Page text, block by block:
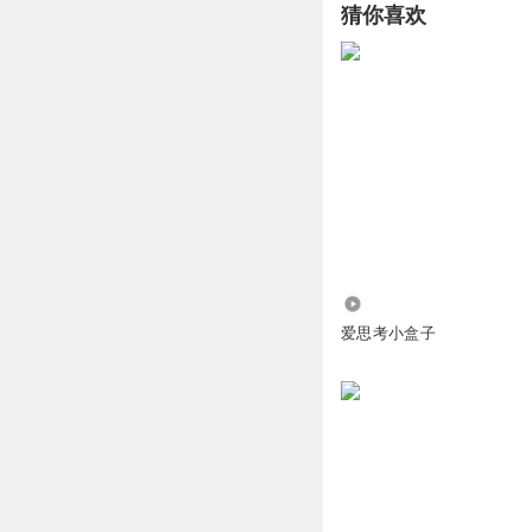
第六弦3875
猜你喜欢
爱思考小盒子